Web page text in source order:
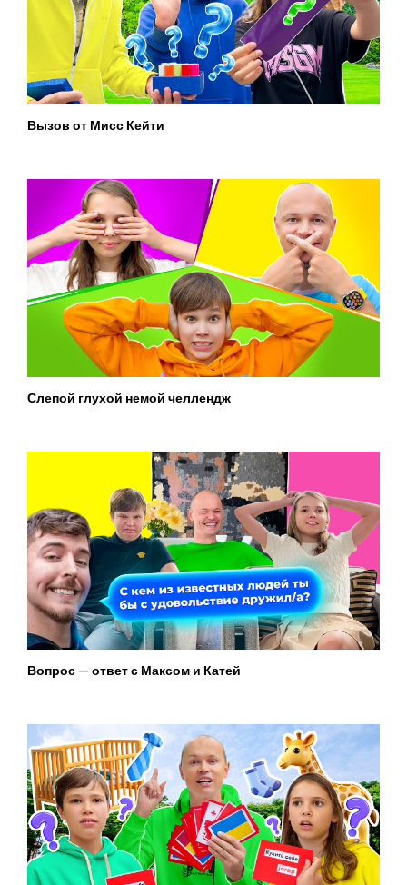
Вызов от Мисс Кейти
Слепой глухой немой челлендж
Вопрос — ответ с Максом и Катей